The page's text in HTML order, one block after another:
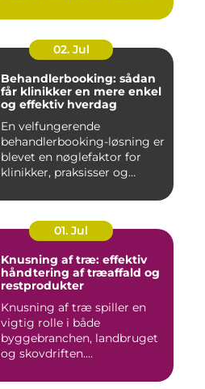
02. Jul
Behandlerbooking: sådan
får klinikker en mere enkel
og effektiv hverdag
En velfungerende
behandlerbooking-løsning er
blevet en nøglefaktor for
klinikker, praksisser og
01. Jul
Knusning af træ: effektiv
håndtering af træaffald og
restprodukter
Knusning af træ spiller en
vigtig rolle i både
byggebranchen, landbruget
og skovdriften....